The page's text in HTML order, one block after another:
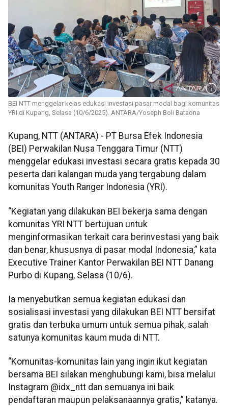
BEI NTT menggelar kelas edukasi investasi pasar modal bagi komunitas
YRI di Kupang, Selasa (10/6/2025). ANTARA/Yoseph Boli Bataona
Kupang, NTT (ANTARA) - PT Bursa Efek Indonesia
(BEI) Perwakilan Nusa Tenggara Timur (NTT)
menggelar edukasi investasi secara gratis kepada 30
peserta dari kalangan muda yang tergabung dalam
komunitas Youth Ranger Indonesia (YRI).
“Kegiatan yang dilakukan BEI bekerja sama dengan
komunitas YRI NTT bertujuan untuk
menginformasikan terkait cara berinvestasi yang baik
dan benar, khususnya di pasar modal Indonesia,” kata
Executive Trainer Kantor Perwakilan BEI NTT Danang
Purbo di Kupang, Selasa (10/6).
Ia menyebutkan semua kegiatan edukasi dan
sosialisasi investasi yang dilakukan BEI NTT bersifat
gratis dan terbuka umum untuk semua pihak, salah
satunya komunitas kaum muda di NTT.
“Komunitas-komunitas lain yang ingin ikut kegiatan
bersama BEI silakan menghubungi kami, bisa melalui
Instagram @idx_ntt dan semuanya ini baik
pendaftaran maupun pelaksanaannya gratis,” katanya.